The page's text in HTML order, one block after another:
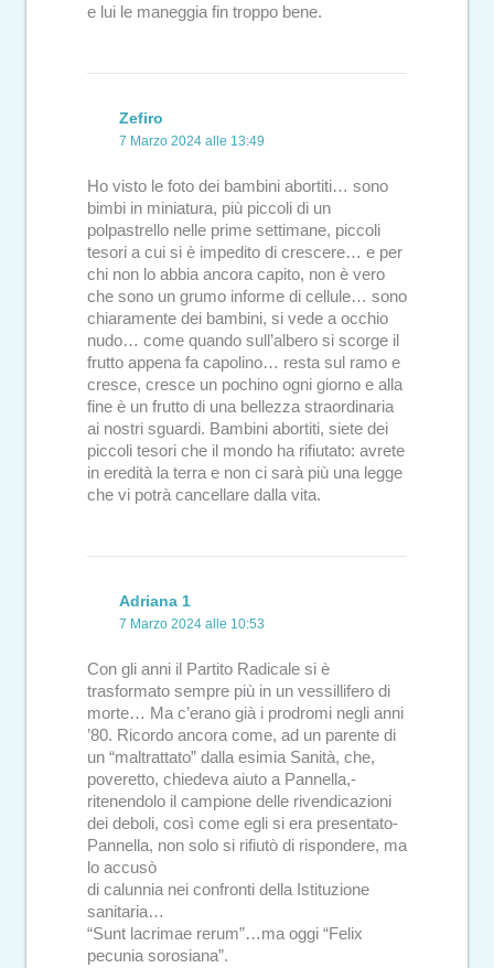
e lui le maneggia fin troppo bene.
Zefiro
7 Marzo 2024 alle 13:49
Ho visto le foto dei bambini abortiti… sono
bimbi in miniatura, più piccoli di un
polpastrello nelle prime settimane, piccoli
tesori a cui si è impedito di crescere… e per
chi non lo abbia ancora capito, non è vero
che sono un grumo informe di cellule… sono
chiaramente dei bambini, si vede a occhio
nudo… come quando sull’albero si scorge il
frutto appena fa capolino… resta sul ramo e
cresce, cresce un pochino ogni giorno e alla
fine è un frutto di una bellezza straordinaria
ai nostri sguardi. Bambini abortiti, siete dei
piccoli tesori che il mondo ha rifiutato: avrete
in eredità la terra e non ci sarà più una legge
che vi potrà cancellare dalla vita.
Adriana 1
7 Marzo 2024 alle 10:53
Con gli anni il Partito Radicale si è
trasformato sempre più in un vessillifero di
morte… Ma c’erano già i prodromi negli anni
’80. Ricordo ancora come, ad un parente di
un “maltrattato” dalla esimia Sanità, che,
poveretto, chiedeva aiuto a Pannella,-
ritenendolo il campione delle rivendicazioni
dei deboli, così come egli si era presentato-
Pannella, non solo si rifiutò di rispondere, ma
lo accusò
di calunnia nei confronti della Istituzione
sanitaria…
“Sunt lacrimae rerum”…ma oggi “Felix
pecunia sorosiana”.